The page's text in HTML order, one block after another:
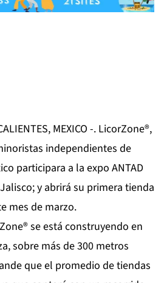
MEXICO -. LicorZone®,
independientes de
participara a la expo ANTAD
y abrirá su primera tienda
mes de marzo.
se está construyendo en
sobre más de 300 metros
que el promedio de tiendas